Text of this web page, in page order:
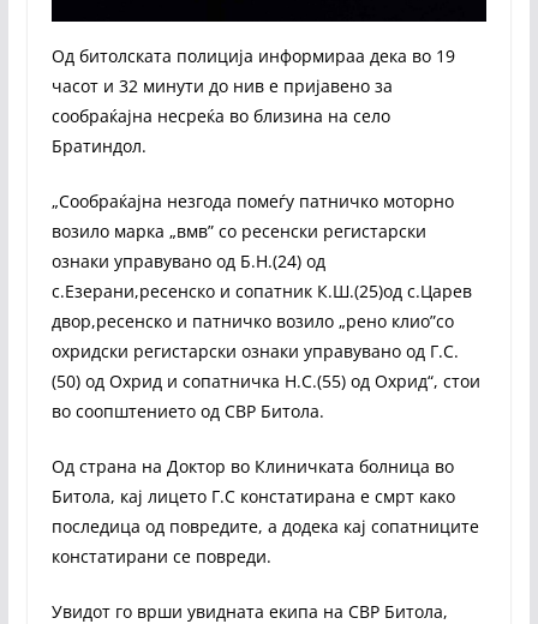
Од битолската полиција информираа дека во 19
часот и 32 минути до нив е пријавено за
сообраќајна несреќа во близина на село
Братиндол.
„Сообраќајна незгода помеѓу патничко моторно
возило марка „вмв” со ресенски регистарски
ознаки управувано од Б.Н.(24) од
с.Езерани,ресенско и сопатник К.Ш.(25)од с.Царев
двор,ресенско и патничко возило „рено клио”со
охридски регистарски ознаки управувано од Г.С.
(50) од Охрид и сопатничка Н.С.(55) од Охрид“, стои
во соопштението од СВР Битола.
Од страна на Доктор во Клиничката болница во
Битола, кај лицето Г.С констатирана е смрт како
последица од повредите, а додека кај сопатниците
констатирани се повреди.
Увидот го врши увидната екипа на СВР Битола,